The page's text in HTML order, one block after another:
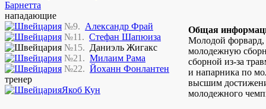
Барнетта
нападающие
№9. Александр Фрай
№11. Стефан Шапюиза
№15. Даниэль Жигакс
№21. Милаим Рама
№22. Йоханн Фонлантен
тренер
Якоб Кун
Общая
Молодой форвард,
молодежную
сборной из-за
и напарника по
высшим
молодежного